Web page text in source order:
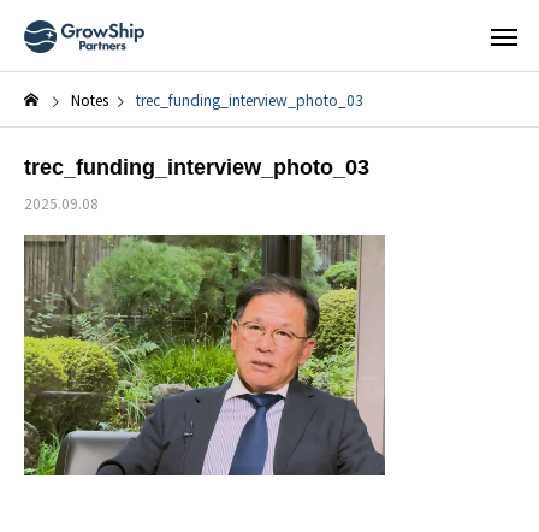
Notes trec_funding_interview_photo_03
trec_funding_interview_photo_03
2025.09.08